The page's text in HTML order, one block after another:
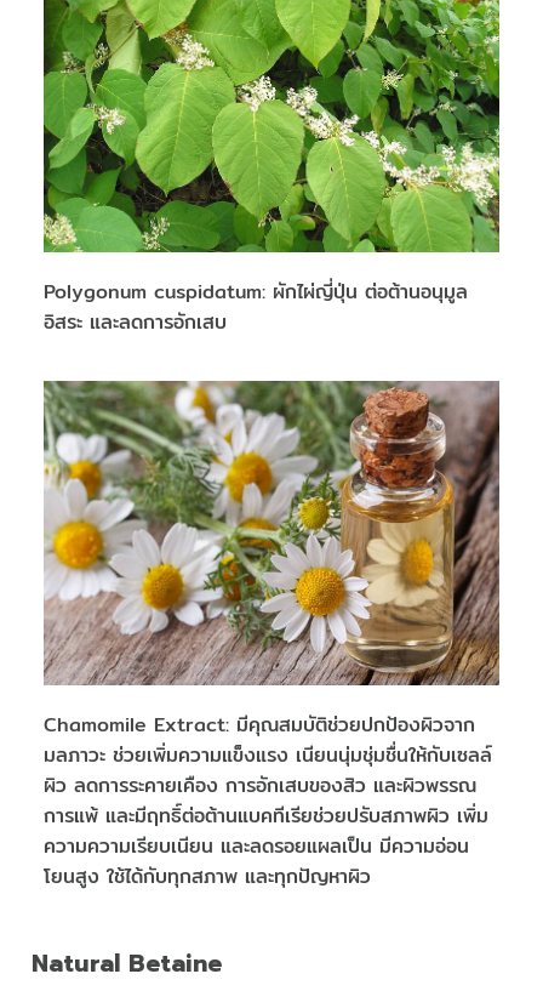
Polygonum cuspidatum: ผักไผ่ญี่ปุ่น ต่อต้านอนุมูล
อิสระ และลดการอักเสบ
Chamomile Extract: มีคุณสมบัติช่วยปกป้องผิวจาก
มลภาวะ ช่วยเพิ่มความแข็งแรง เนียนนุ่มชุ่มชื่นให้กับเซลล์
ผิว ลดการระคายเคือง การอักเสบของสิว และผิวพรรณ
การแพ้ และมีฤทธิ์ต่อต้านแบคทีเรียช่วยปรับสภาพผิว เพิ่ม
ความความเรียบเนียน และลดรอยแผลเป็น มีความอ่อน
โยนสูง ใช้ได้กับทุกสภาพ และทุกปัญหาผิว
Natural Betaine